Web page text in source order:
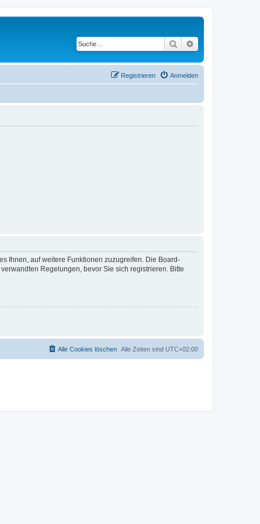
Suche
Anmelden
Registrieren
Ihnen, auf weitere Funktionen zuzugreifen. Die Board-
Regelungen, bevor Sie sich registrieren. Bitte
Alle Zeiten sind UTC+02:00
Alle Cookies löschen